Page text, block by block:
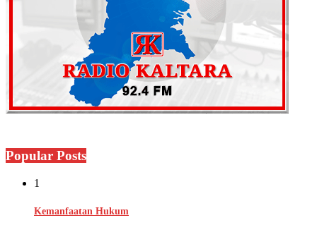
Popular Posts
1
Kemanfaatan Hukum